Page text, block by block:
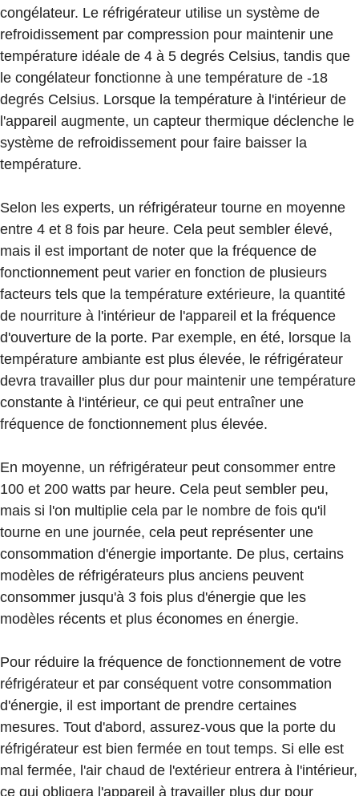
congélateur. Le réfrigérateur utilise un système de
refroidissement par compression pour maintenir une
température idéale de 4 à 5 degrés Celsius, tandis que
le congélateur fonctionne à une température de -18
degrés Celsius. Lorsque la température à l'intérieur de
l'appareil augmente, un capteur thermique déclenche le
système de refroidissement pour faire baisser la
température.
Selon les experts, un réfrigérateur tourne en moyenne
entre 4 et 8 fois par heure. Cela peut sembler élevé,
mais il est important de noter que la fréquence de
fonctionnement peut varier en fonction de plusieurs
facteurs tels que la température extérieure, la quantité
de nourriture à l'intérieur de l'appareil et la fréquence
d'ouverture de la porte. Par exemple, en été, lorsque la
température ambiante est plus élevée, le réfrigérateur
devra travailler plus dur pour maintenir une température
constante à l'intérieur, ce qui peut entraîner une
fréquence de fonctionnement plus élevée.
En moyenne, un réfrigérateur peut consommer entre
100 et 200 watts par heure. Cela peut sembler peu,
mais si l'on multiplie cela par le nombre de fois qu'il
tourne en une journée, cela peut représenter une
consommation d'énergie importante. De plus, certains
modèles de réfrigérateurs plus anciens peuvent
consommer jusqu'à 3 fois plus d'énergie que les
modèles récents et plus économes en énergie.
Pour réduire la fréquence de fonctionnement de votre
réfrigérateur et par conséquent votre consommation
d'énergie, il est important de prendre certaines
mesures. Tout d'abord, assurez-vous que la porte du
réfrigérateur est bien fermée en tout temps. Si elle est
mal fermée, l'air chaud de l'extérieur entrera à l'intérieur,
ce qui obligera l'appareil à travailler plus dur pour